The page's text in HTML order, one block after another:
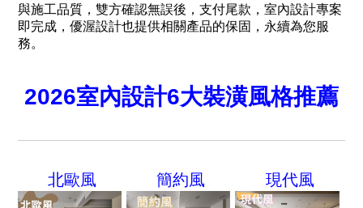
與施工品質，雙方確認無誤後，支付尾款，室內設計專案
即完成，優渥設計也提供相關產品的保固，永續為您服
務。
2026室內設計6大裝潢風格推薦
北歐風 簡約風 現代風